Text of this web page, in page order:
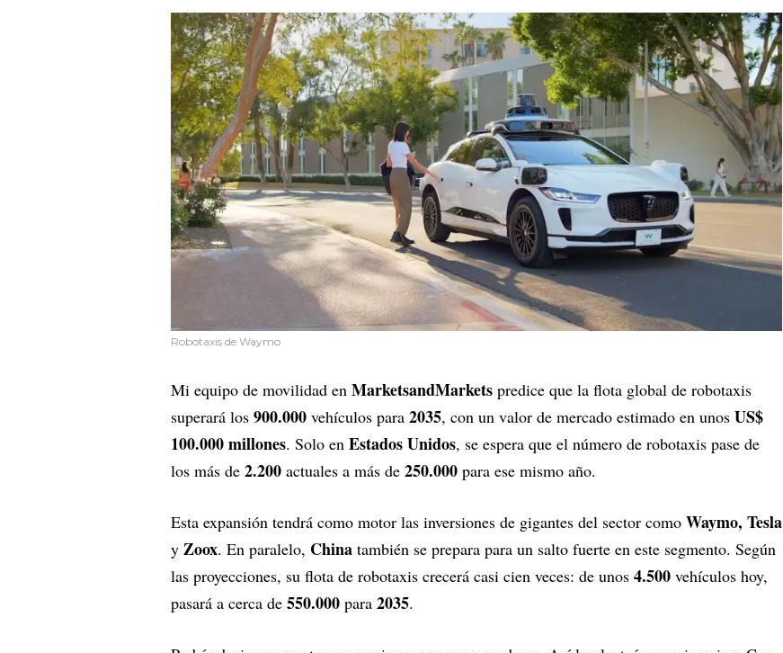
Robotaxis de Waymo
Mi equipo de movilidad en MarketsandMarkets predice que la flota global de robotaxis
superará los 900.000 vehículos para 2035, con un valor de mercado estimado en unos US$
100.000 millones. Solo en Estados Unidos, se espera que el número de robotaxis pase de
los más de 2.200 actuales a más de 250.000 para ese mismo año.
Esta expansión tendrá como motor las inversiones de gigantes del sector como Waymo, Tesla
y Zoox. En paralelo, China también se prepara para un salto fuerte en este segmento. Según
las proyecciones, su flota de robotaxis crecerá casi cien veces: de unos 4.500 vehículos hoy,
pasará a cerca de 550.000 para 2035.